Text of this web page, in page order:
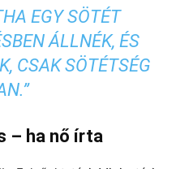
EGY SÖTÉT
ÁLLNÉK, ÉS
CSAK SÖTÉTSÉG
– ha nő írta